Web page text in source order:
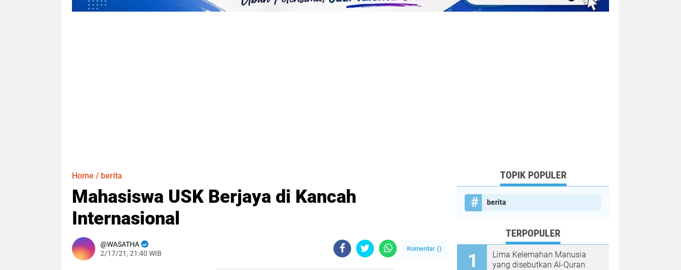
Home / berita
Mahasiswa USK Berjaya di Kancah
Internasional
WASATHA
2/17/21, 21:40 WIB
Komentar ()
TOPIK POPULER
berita
TERPOPULER
Lima Kelemahan Manusia
yang disebutkan Al-Quran